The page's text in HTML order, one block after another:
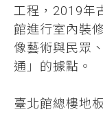
工程，2019年
館進行室內裝
像藝術與民眾
通」的據點。
臺北館總樓地